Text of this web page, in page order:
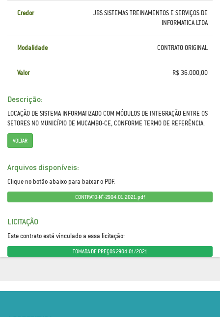
Credor
JBS SISTEMAS TREINAMENTOS E SERVIÇOS DE
INFORMATICA LTDA
Modalidade CONTRATO ORIGINAL
Valor R$ 36.000,00
Descrição:
LOCAÇÃO DE SISTEMA INFORMATIZADO COM MÓDULOS DE INTEGRAÇÃO ENTRE OS
SETORES NO MUNICÍPIO DE MUCAMBO-CE, CONFORME TERMO DE REFERÊNCIA.
VOLTAR
Arquivos disponíveis:
Clique no botão abaixo para baixar o PDF.
CONTRATO-N°-2904.01.2021.pdf
LICITAÇÃO
Este contrato está vinculado a essa licitação:
TOMADA DE PREÇOS 2904.01/2021